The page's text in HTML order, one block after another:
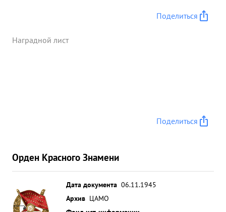
Поделиться
Наградной лист
Поделиться
Орден Красного Знамени
Дата документа 06.11.1945
Архив ЦАМО